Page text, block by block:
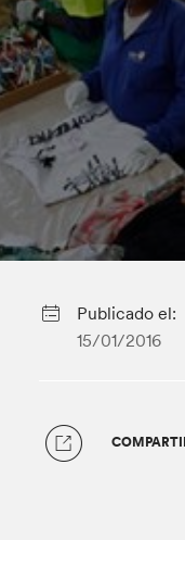
Publicado el:
15/01/2016